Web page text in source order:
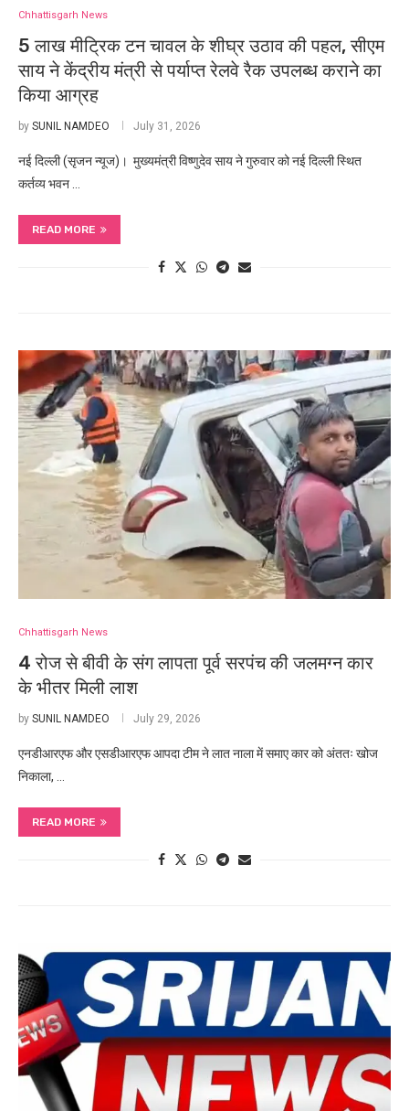
Chhattisgarh News
5 लाख मीट्रिक टन चावल के शीघ्र उठाव की पहल, सीएम
साय ने केंद्रीय मंत्री से पर्याप्त रेलवे रैक उपलब्ध कराने का
किया आग्रह
by SUNIL NAMDEO July 31, 2026
नई दिल्ली (सृजन न्यूज)। मुख्यमंत्री विष्णुदेव साय ने गुरुवार को नई दिल्ली स्थित
कर्तव्य भवन …
READ MORE
Chhattisgarh News
4 रोज से बीवी के संग लापता पूर्व सरपंच की जलमग्न कार
के भीतर मिली लाश
by SUNIL NAMDEO July 29, 2026
एनडीआरएफ और एसडीआरएफ आपदा टीम ने लात नाला में समाए कार को अंततः खोज
निकाला, …
READ MORE